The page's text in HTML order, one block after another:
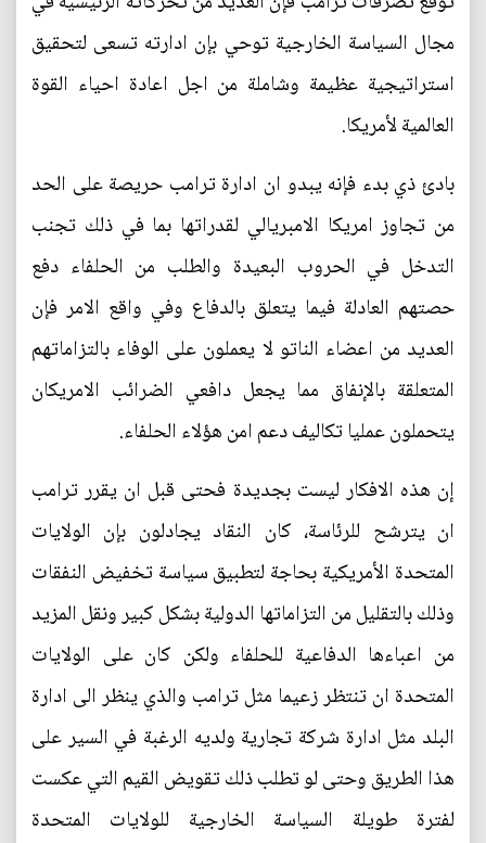
مجال السياسة الخارجية توحي بإن ادارته تسعى لتحقيق
استراتيجية عظيمة وشاملة من اجل اعادة احياء القوة
العالمية لأمريكا.
بادئ ذي بدء فإنه يبدو ان ادارة ترامب حريصة على الحد
من تجاوز امريكا الامبريالي لقدراتها بما في ذلك تجنب
التدخل في الحروب البعيدة والطلب من الحلفاء دفع
حصتهم العادلة فيما يتعلق بالدفاع وفي واقع الامر فإن
العديد من اعضاء الناتو لا يعملون على الوفاء بالتزاماتهم
المتعلقة بالإنفاق مما يجعل دافعي الضرائب الامريكان
يتحملون عمليا تكاليف دعم امن هؤلاء الحلفاء.
إن هذه الافكار ليست بجديدة فحتى قبل ان يقرر ترامب
ان يترشح للرئاسة، كان النقاد يجادلون بإن الولايات
المتحدة الأمريكية بحاجة لتطبيق سياسة تخفيض النفقات
وذلك بالتقليل من التزاماتها الدولية بشكل كبير ونقل المزيد
من اعباءها الدفاعية للحلفاء ولكن كان على الولايات
المتحدة ان تنتظر زعيما مثل ترامب والذي ينظر الى ادارة
البلد مثل ادارة شركة تجارية ولديه الرغبة في السير على
هذا الطريق وحتى لو تطلب ذلك تقويض القيم التي عكست
لفترة طويلة السياسة الخارجية للولايات المتحدة